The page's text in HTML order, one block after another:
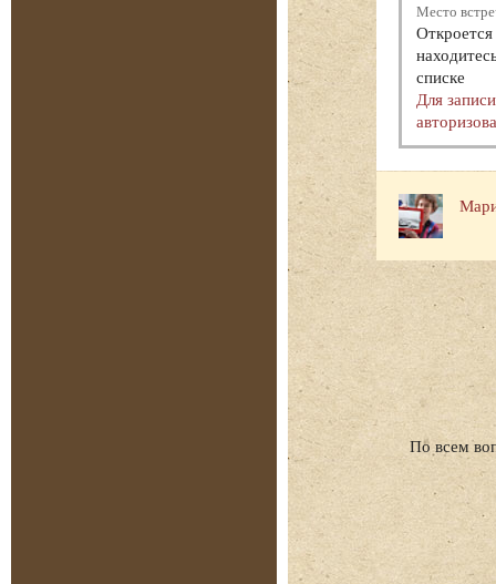
Место
списке
Для
По всем